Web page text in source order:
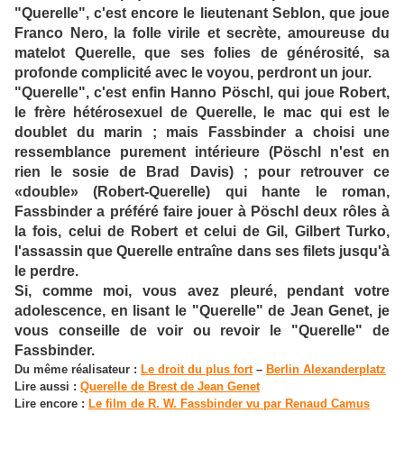
"Querelle", c'est encore le lieutenant Seblon, que joue
Franco Nero, la folle virile et secrète, amoureuse du
matelot Querelle, que ses folies de générosité, sa
profonde complicité avec le voyou, perdront un jour.
"Querelle", c'est enfin Hanno Pöschl, qui joue Robert,
le frère hétérosexuel de Querelle, le mac qui est le
doublet du marin ; mais Fassbinder a choisi une
ressemblance purement intérieure (Pöschl n'est en
rien le sosie de Brad Davis) ; pour retrouver ce
«double» (Robert-Querelle) qui hante le roman,
Fassbinder a préféré faire jouer à Pöschl deux rôles à
la fois, celui de Robert et celui de Gil, Gilbert Turko,
l'assassin que Querelle entraîne dans ses filets jusqu'à
le perdre.
Si, comme moi, vous avez pleuré, pendant votre
adolescence, en lisant le "Querelle" de Jean Genet, je
vous conseille de voir ou revoir le "Querelle" de
Fassbinder.
Du même réalisateur : Le droit du plus fort– Berlin Alexanderplatz
Lire aussi : Querelle de Brest de Jean Genet
Lire encore : Le film de R. W. Fassbinder vu par Renaud Camus